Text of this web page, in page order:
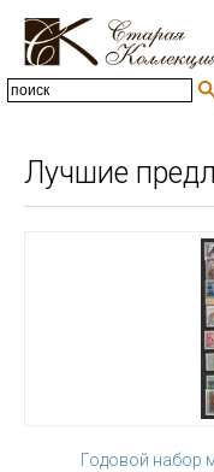
Лучшие
Годовой набор